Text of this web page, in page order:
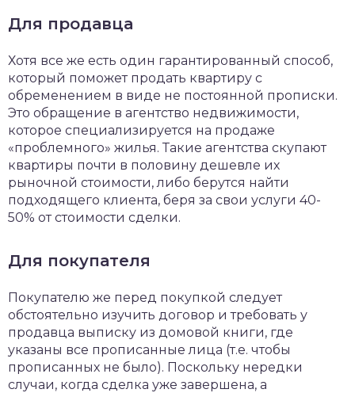
Для продавца
Хотя все же есть один гарантированный способ,
который поможет продать квартиру с
обременением в виде не постоянной прописки.
Это обращение в агентство недвижимости,
которое специализируется на продаже
«проблемного» жилья. Такие агентства скупают
квартиры почти в половину дешевле их
рыночной стоимости, либо берутся найти
подходящего клиента, беря за свои услуги 40-
50% от стоимости сделки.
Для покупателя
Покупателю же перед покупкой следует
обстоятельно изучить договор и требовать у
продавца выписку из домовой книги, где
указаны все прописанные лица (т.е. чтобы
прописанных не было). Поскольку нередки
случаи, когда сделка уже завершена, а